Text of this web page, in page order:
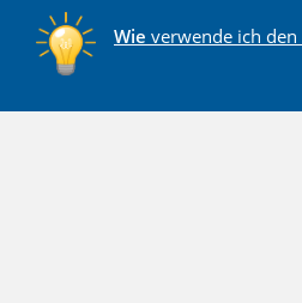
Wie verwende ich den